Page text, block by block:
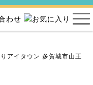
アイタウン 多賀城市山王